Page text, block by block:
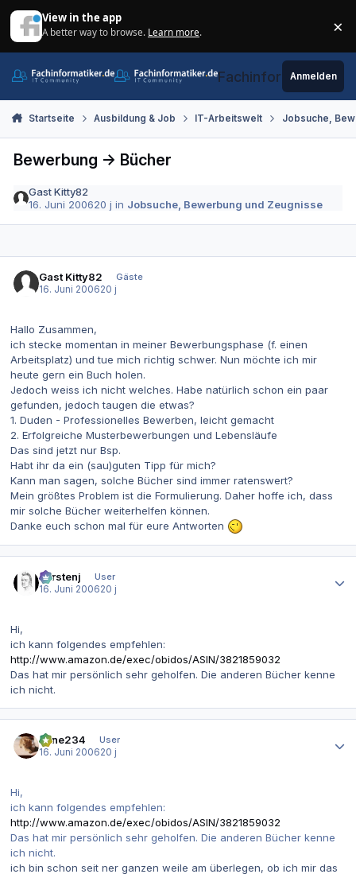
View in the app
A better way to browse. Learn more. ×
Fachinformatiker.de
Anmelden
Startseite Ausbildung & Job IT-Arbeitswelt Jobsuche,
Bewerbung -> Bücher
Gast Kitty82
16. Juni 200620 j in Jobsuche, Bewerbung und Zeugnisse
Gast Kitty82
Gäste
16. Juni 200620 j
Hallo Zusammen,
ich stecke momentan in meiner Bewerbungsphase (f. einen
Arbeitsplatz) und tue mich richtig schwer. Nun möchte ich mir
heute gern ein Buch holen.
Jedoch weiss ich nicht welches. Habe natürlich schon ein paar
gefunden, jedoch taugen die etwas?
1. Duden - Professionelles Bewerben, leicht gemacht
2. Erfolgreiche Musterbewerbungen und Lebensläufe
Das sind jetzt nur Bsp.
Habt ihr da ein (sau)guten Tipp für mich?
Kann man sagen, solche Bücher sind immer ratenswert?
Mein größtes Problem ist die Formulierung. Daher hoffe ich, dass
mir solche Bücher weiterhelfen können.
Danke euch schon mal für eure Antworten
carstenj
User
16. Juni 200620 j
Hi,
ich kann folgendes empfehlen:
http://www.amazon.de/exec/obidos/ASIN/3821859032
Das hat mir persönlich sehr geholfen. Die anderen Bücher kenne
ich nicht.
aline234
User
16. Juni 200620 j
Hi,
ich kann folgendes empfehlen:
http://www.amazon.de/exec/obidos/ASIN/3821859032
Das hat mir persönlich sehr geholfen. Die anderen Bücher kenne
ich nicht.
ich bin schon seit ner ganzen weile am überlegen, ob ich mir das